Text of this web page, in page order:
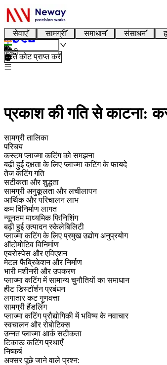
सेवाएं सामग्री समाधान संसाधन
हिन्दी
तुरंत कोट प्राप्त करें
प्रकाश की गति से काटना:
सामग्री तालिका
परिचय
कस्टम प्लाज्मा कटिंग को समझना
बढ़ी हुई दक्षता के लिए प्लाज्मा कटिंग के फायदे
तेज कटिंग गति
सटीकता और शुद्धता
सामग्री अनुकूलता और लचीलापन
आर्थिक और परिचालन लाभ
कम विनिर्माण लागत
न्यूनतम माध्यमिक फिनिशिंग
बढ़ी हुई उत्पादन स्केलेबिलिटी
प्लाज्मा कटिंग के लिए प्रमुख उद्योग अनुप्रयोग
ऑटोमोटिव विनिर्माण
एयरोस्पेस और एविएशन
मेटल फैब्रिकेशन और निर्माण
भारी मशीनरी और उपकरण
प्लाज्मा कटिंग में सामान्य चुनौतियों का समाधान
हीट डिस्टॉर्शन प्रबंधन
लगातार कट गुणवत्ता
सामग्री हैंडलिंग
प्लाज्मा कटिंग प्रौद्योगिकी में भविष्य के नवाचार
स्वचालन और रोबोटिक्स
उन्नत प्लाज्मा आर्क सटीकता
टिकाऊ कटिंग प्रथाएँ
निष्कर्ष
अक्सर पूछे जाने वाले प्रश्न: